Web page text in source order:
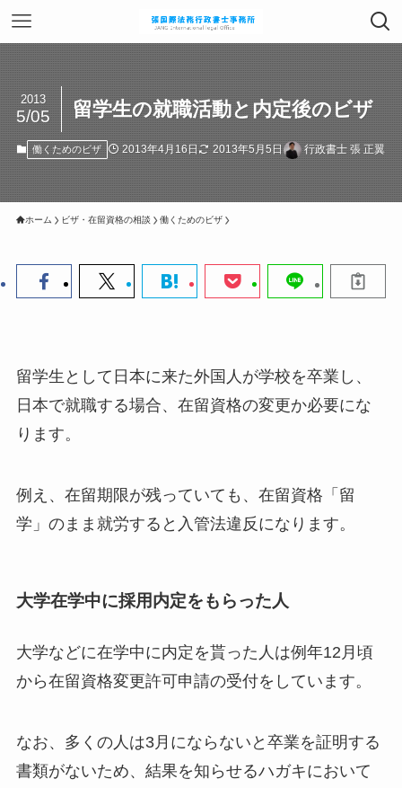
留学生の就職活動と内定後のビザ
2013
5/05
働くためのビザ 2013年4月16日 2013年5月5日 行政書士 張 正翼
ホーム ビザ・在留資格の相談 働くためのビザ
留学生として日本に来た外国人が学校を卒業し、
日本で就職する場合、在留資格の変更か必要にな
ります。
例え、在留期限が残っていても、在留資格「留
学」のまま就労すると入管法違反になります。
大学在学中に採用内定をもらった人
大学などに在学中に内定を貰った人は例年12月頃
から在留資格変更許可申請の受付をしています。
なお、多くの人は3月にならないと卒業を証明する
書類がないため、結果を知らせるハガキにおいて